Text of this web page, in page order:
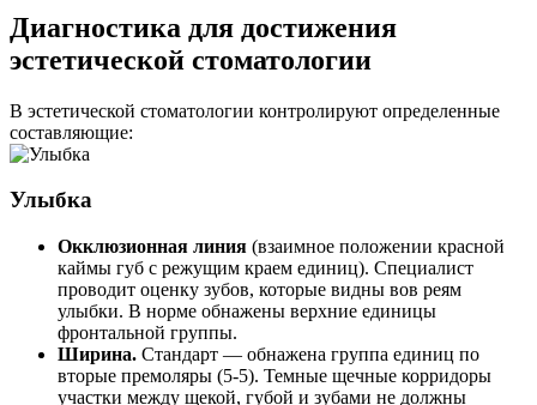
Диагностика для достижения
эстетической стоматологии
В эстетической стоматологии контролируют определенные
составляющие:
Улыбка
Окклюзионная линия (взаимное положении красной
каймы губ с режущим краем единиц). Специалист
проводит оценку зубов, которые видны вов реям
улыбки. В норме обнажены верхние единицы
фронтальной группы.
Ширина. Стандарт — обнажена группа единиц по
вторые премоляры (5-5). Темные щечные корридоры
участки между щекой, губой и зубами не должны